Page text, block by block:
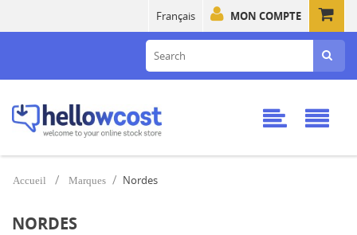
MON COMPTE
Français
Accueil Marques Nordes
NORDES